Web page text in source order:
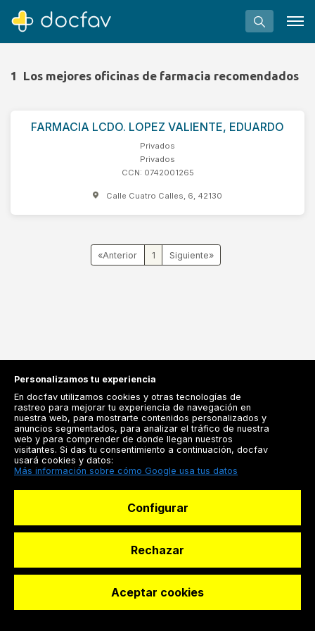
Buscar
Software para clínicas
Soporte
1 Los mejores oficinas de farmacia recomendados
FARMACIA LCDO. LOPEZ VALIENTE, EDUARDO
Privados
Privados
CCN: 0742001265
Calle Cuatro Calles, 6, 42130
« 1 »
Registrarse
Docfav
Recursos
Especialistas
Personalizamos tu experiencia
En docfav utilizamos cookies y otras tecnologías de
rastreo para mejorar tu experiencia de navegación en
nuestra web, para mostrarte contenidos personalizados y
anuncios segmentados, para analizar el tráfico de nuestra
web y para comprender de donde llegan nuestros
visitantes. Si das tu consentimiento a continuación, docfav
usará cookies y datos:
Más información sobre cómo Google usa tus datos
Configurar
Rechazar
Aceptar cookies